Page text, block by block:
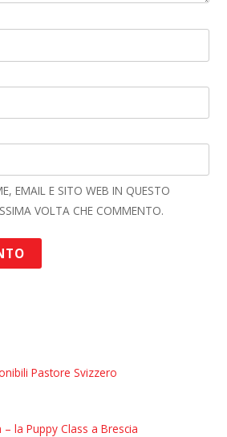
EMAIL E SITO WEB IN QUESTO
VOLTA CHE COMMENTO.
Pastore Svizzero
la Puppy Class a Brescia